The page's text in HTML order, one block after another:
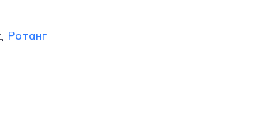
Ротанг